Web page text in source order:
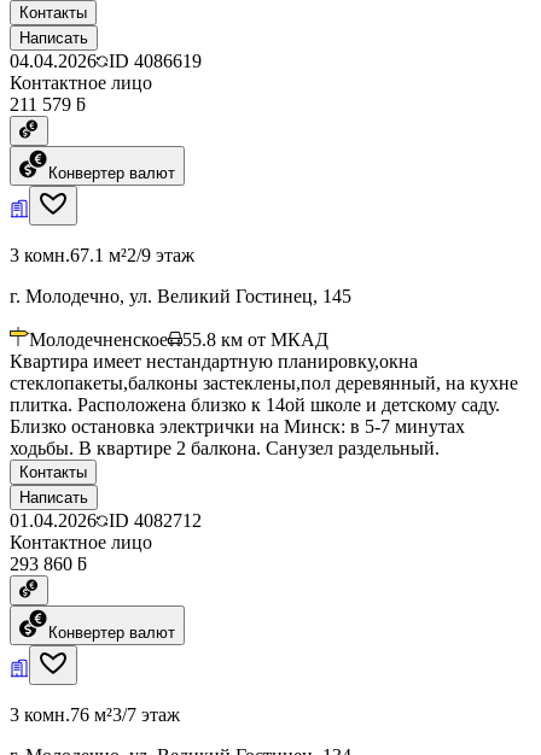
Контакты
Написать
04.04.2026 ID 4086619
Контактное лицо
211 579 ƃ
Конвертер валют
3 комн.67.1 м²2/9 этаж
г. Молодечно, ул. Великий Гостинец, 145
Молодечненское 55.8 км от МКАД
Квартира имеет нестандартную планировку,окна
стеклопакеты,балконы застеклены,пол деревянный, на кухне
плитка. Расположена близко к 14ой школе и детскому саду.
Близко остановка электрички на Минск: в 5-7 минутах
ходьбы. В квартире 2 балкона. Санузел раздельный.
Контакты
Написать
01.04.2026 ID 4082712
Контактное лицо
293 860 ƃ
Конвертер валют
3 комн.76 м²3/7 этаж